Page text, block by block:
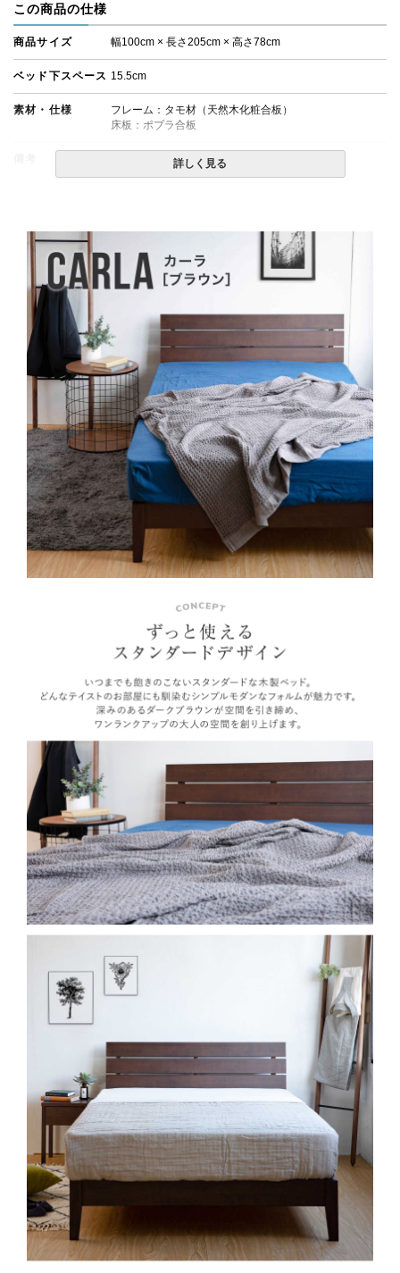
この商品の仕様
商品サイズ 幅100cm × 長さ205cm × 高さ78cm
ベッド下スペース 15.5cm
素材・仕様
フレーム：タモ材（天然木化粧合板）
床板：ポプラ合板
・組立設置無料！
・この商品は組み立て式です。
る場合があります。
詳しく見る